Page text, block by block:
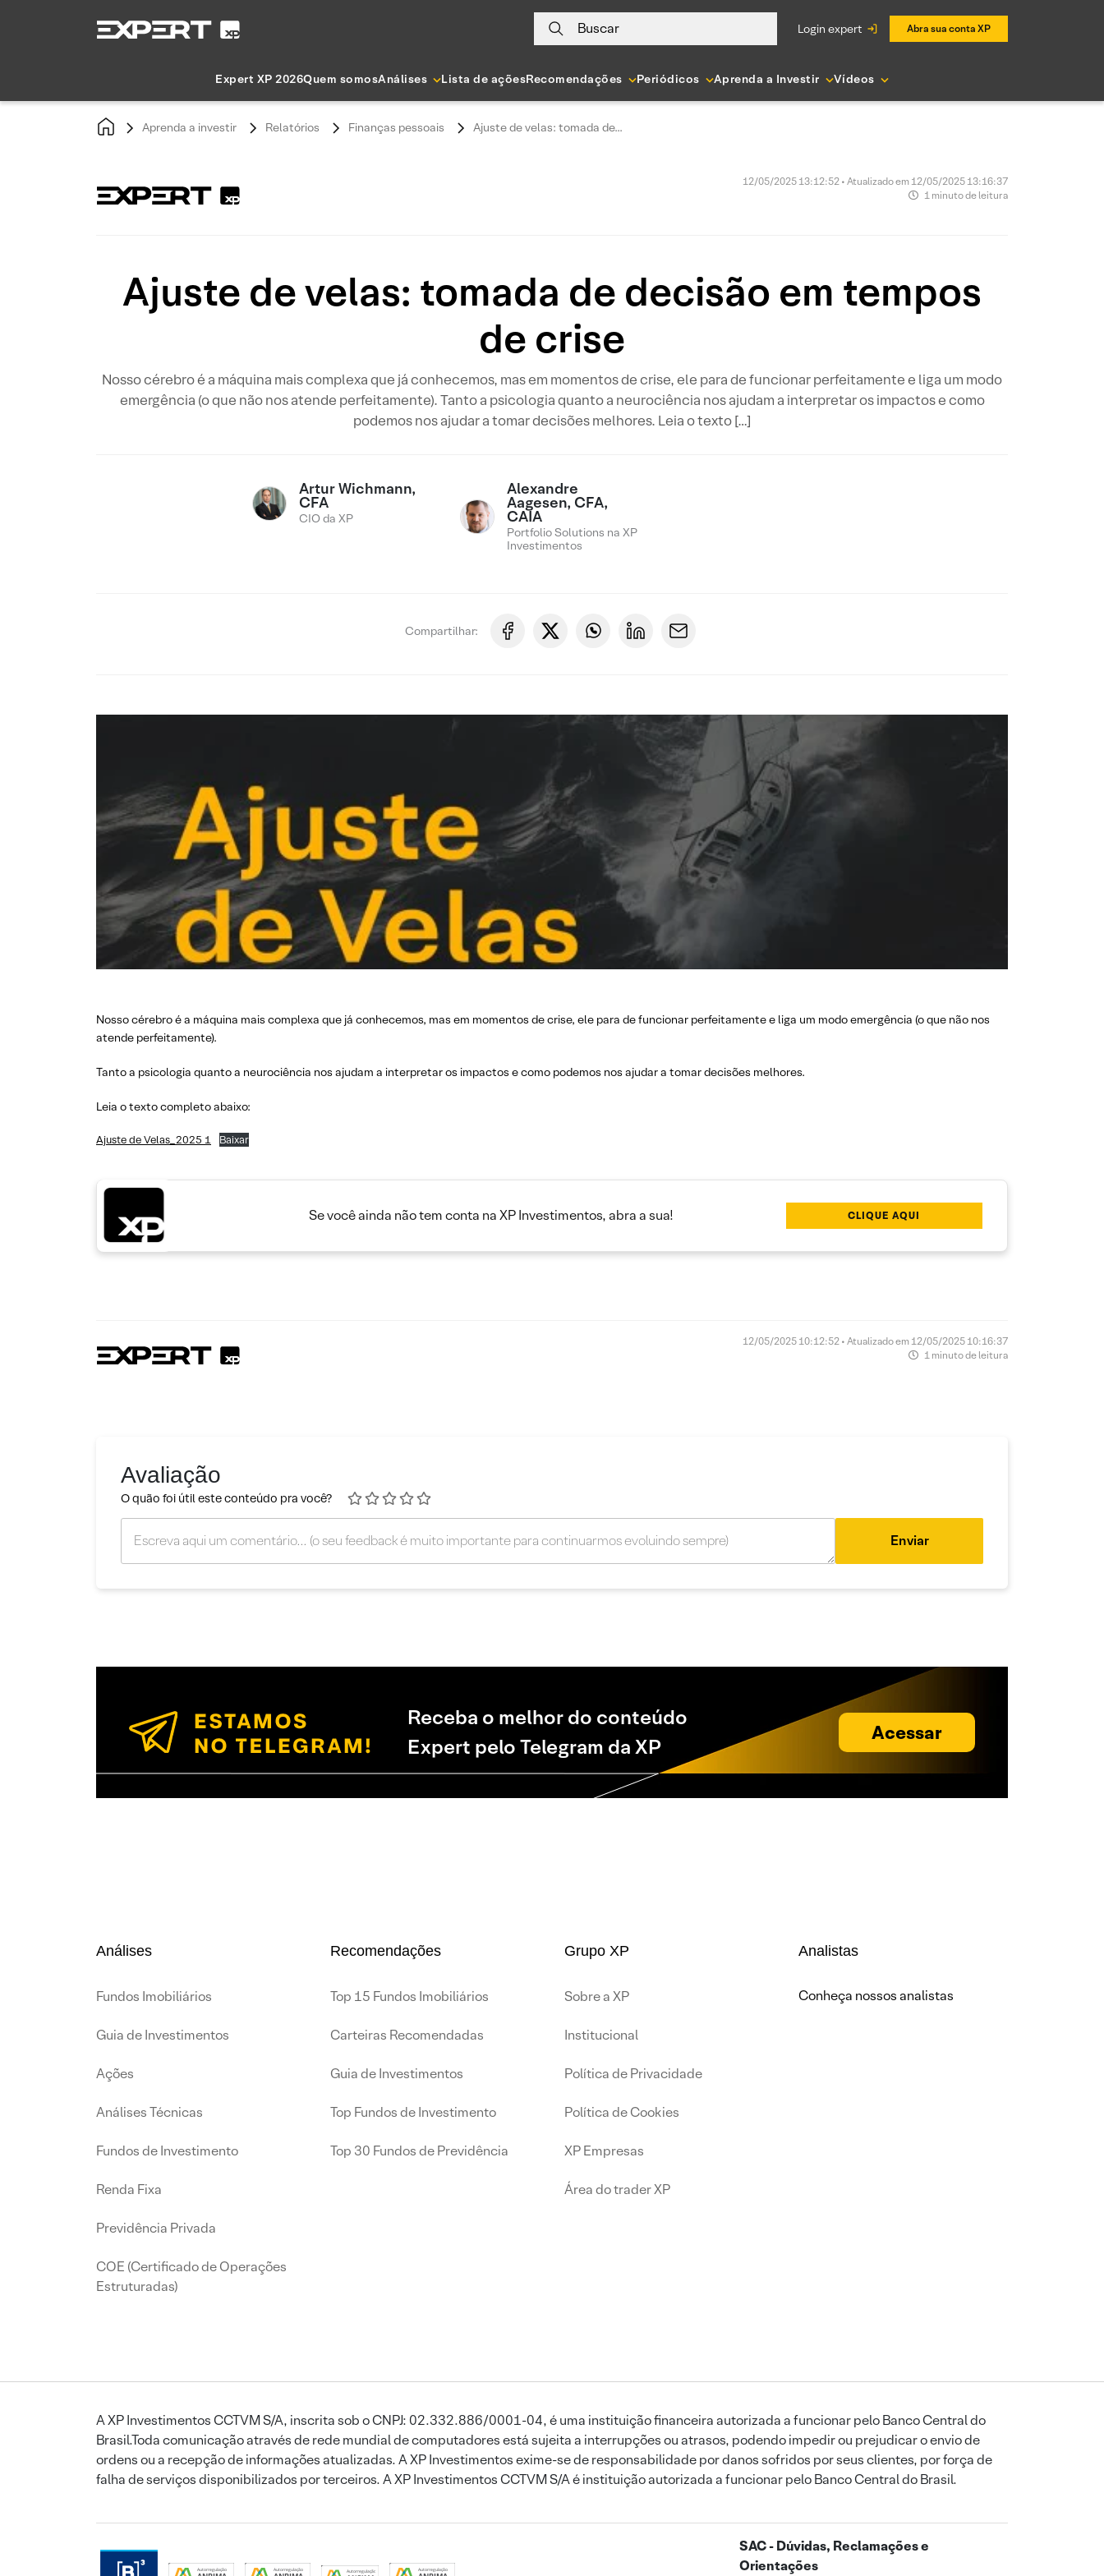
Buscar login expert Abra sua conta XP
Expert XP 2026Quem somosAnálises Lista de açõesRecomendações Periódicos Aprenda a Investir Vídeos
Aprenda a investir Relatórios Finanças pessoais Ajuste de velas: tomada de...
12/05/2025 13:12:52 • Atualizado em 12/05/2025 13:16:37
1 minuto de leitura
Ajuste de velas: tomada de decisão em tempos
de crise
Nosso cérebro é a máquina mais complexa que já conhecemos, mas em momentos de crise, ele para de funcionar perfeitamente e liga um modo
emergência (o que não nos atende perfeitamente). Tanto a psicologia quanto a neurociência nos ajudam a interpretar os impactos e como
podemos nos ajudar a tomar decisões melhores. Leia o texto […]
Artur Wichmann,
CFA
CIO da XP
Alexandre
Aagesen, CFA,
CAIA
Portfolio Solutions na XP
Investimentos
Compartilhar:
Nosso cérebro é a máquina mais complexa que já conhecemos, mas em momentos de crise, ele para de funcionar perfeitamente e liga um modo emergência (o que não nos
atende perfeitamente).
Tanto a psicologia quanto a neurociência nos ajudam a interpretar os impactos e como podemos nos ajudar a tomar decisões melhores.
Leia o texto completo abaixo:
Ajuste de Velas_2025 1 Baixar
Se você ainda não tem conta na XP Investimentos, abra a sua! CLIQUE AQUI
12/05/2025 10:12:52 • Atualizado em 12/05/2025 10:16:37
1 minuto de leitura
Avaliação
O quão foi útil este conteúdo pra você?
Enviar
Receba o melhor do conteúdo
Expert pelo Telegram da XP
Acessar
Análises
Fundos Imobiliários
Guia de Investimentos
Ações
Análises Técnicas
Fundos de Investimento
Renda Fixa
Previdência Privada
COE (Certificado de Operações
Estruturadas)
Recomendações
Top 15 Fundos Imobiliários
Carteiras Recomendadas
Guia de Investimentos
Top Fundos de Investimento
Top 30 Fundos de Previdência
Grupo XP
Sobre a XP
Institucional
Política de Privacidade
Política de Cookies
XP Empresas
Área do trader XP
Analistas
Conheça nossos analistas
A XP Investimentos CCTVM S/A, inscrita sob o CNPJ: 02.332.886/0001-04, é uma instituição financeira autorizada a funcionar pelo Banco Central do
Brasil.Toda comunicação através de rede mundial de computadores está sujeita a interrupções ou atrasos, podendo impedir ou prejudicar o envio de
ordens ou a recepção de informações atualizadas. A XP Investimentos exime-se de responsabilidade por danos sofridos por seus clientes, por força de
falha de serviços disponibilizados por terceiros. A XP Investimentos CCTVM S/A é instituição autorizada a funcionar pelo Banco Central do Brasil.
SAC - Dúvidas, Reclamações e
Orientações